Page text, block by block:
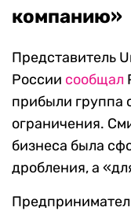
компанию»
Представитель
России сообщал
прибыли группа
ограничения.
бизнеса была
дробления, а